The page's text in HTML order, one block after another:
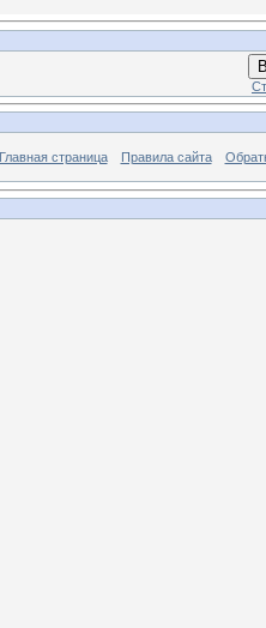
Главная страница Правила сайта